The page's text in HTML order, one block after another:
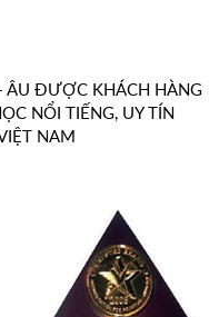
ÂU ĐƯỢC KHÁCH HÀNG
NỔI TIẾNG, UY TÍN
NAM